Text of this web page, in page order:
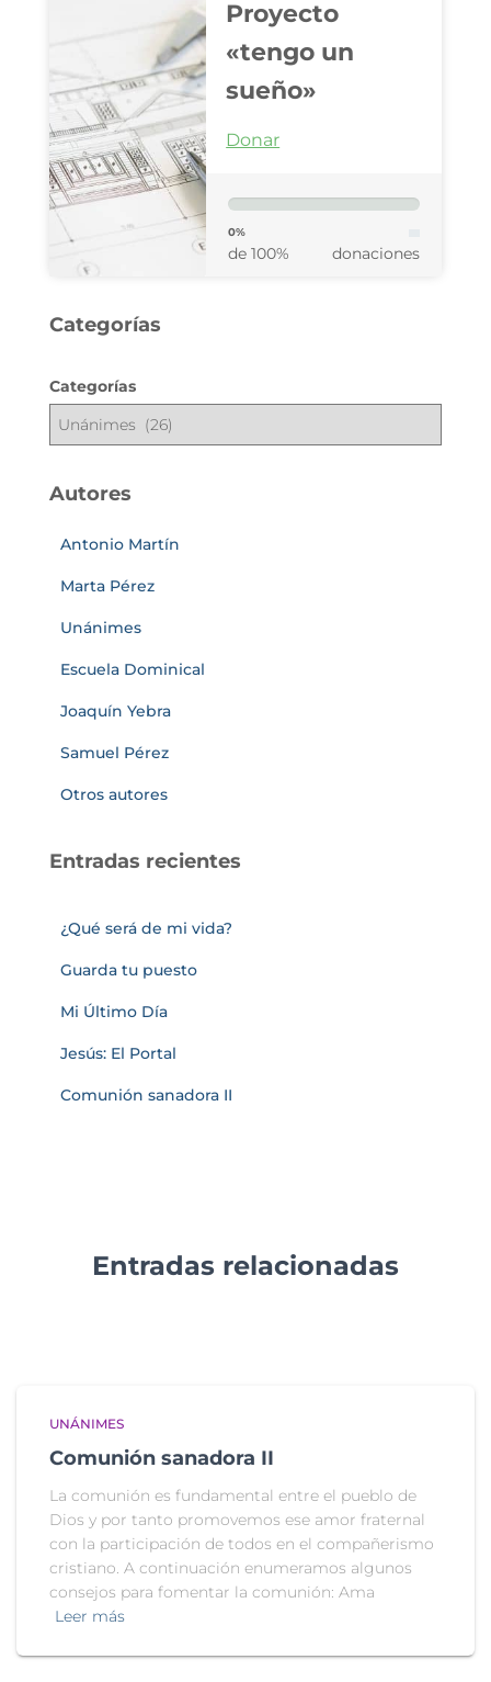
Proyecto
«tengo un
sueño»
Donar
0%
de 100% donaciones
Categorías
Categorías
Autores
Antonio Martín
Marta Pérez
Unánimes
Escuela Dominical
Joaquín Yebra
Samuel Pérez
Otros autores
Entradas recientes
¿Qué será de mi vida?
Guarda tu puesto
Mi Último Día
Jesús: El Portal
Comunión sanadora II
Entradas relacionadas
UNÁNIMES
Comunión sanadora II
La comunión es fundamental entre el pueblo de
Dios y por tanto promovemos ese amor fraternal
con la participación de todos en el compañerismo
cristiano. A continuación enumeramos algunos
consejos para fomentar la comunión: Ama
Leer más